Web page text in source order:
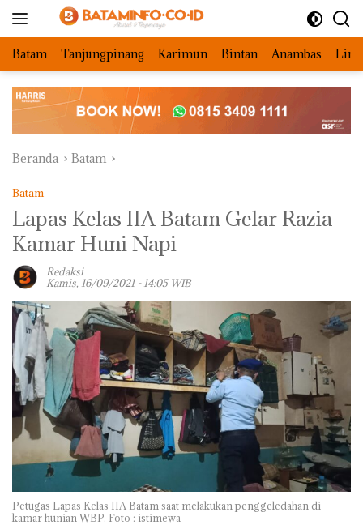
Batam Tanjungpinang Karimun Bintan Anambas
Beranda Batam
Batam
Lapas Kelas IIA Batam Gelar Razia
Kamar Huni Napi
Redaksi
Kamis, 16/09/2021 - 14:05 WIB
Petugas Lapas Kelas IIA Batam saat melakukan penggeledahan di
kamar hunian WBP. Foto : istimewa